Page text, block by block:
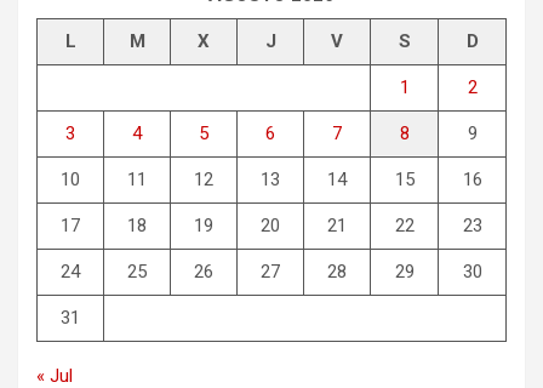
L M X J V S D
1 2
3 4 5 6 7 8 9
10 11 12 13 14 15 16
17 18 19 20 21 22 23
24 25 26 27 28 29 30
31
« Jul